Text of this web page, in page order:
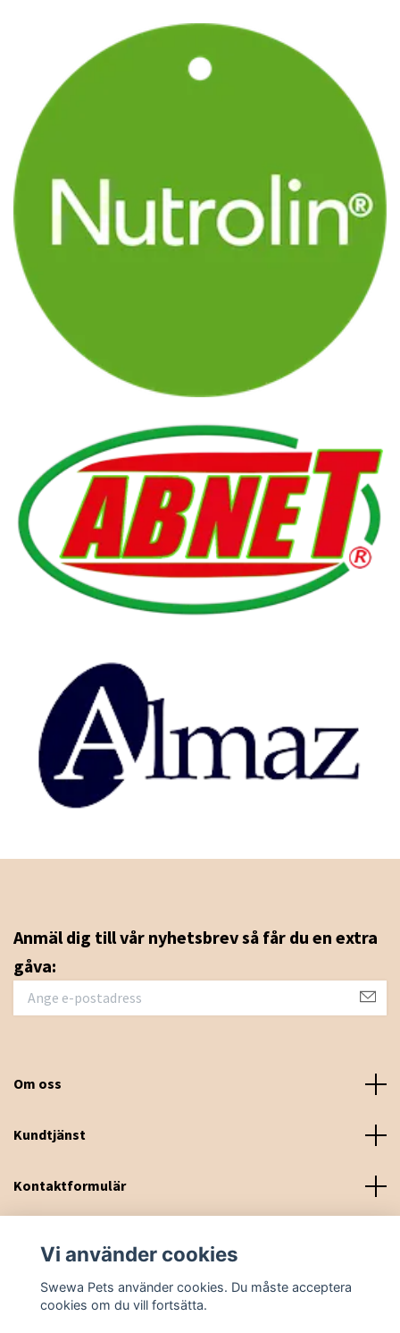
Anmäl dig till vår nyhetsbrev så får du en extra
gåva:
Om oss
Kundtjänst
Kontaktformulär
Vi använder cookies
Swewa Pets använder cookies. Du måste acceptera
cookies om du vill fortsätta.